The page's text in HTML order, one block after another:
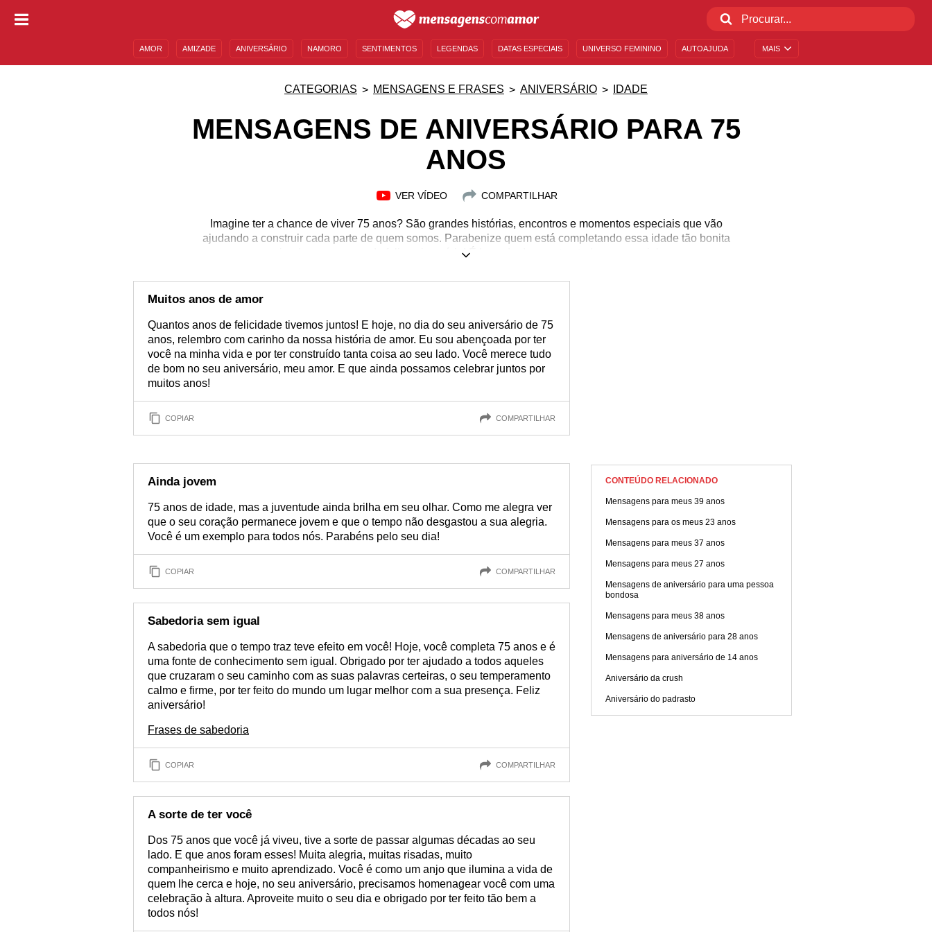
MAIS
AMOR AMIZADE ANIVERSÁRIO NAMORO SENTIMENTOS LEGENDAS DATAS ESPECIAIS UNIVERSO FEMININO AUTOAJUDA
CATEGORIAS MENSAGENS E FRASES ANIVERSÁRIO IDADE
MENSAGENS DE ANIVERSÁRIO PARA 75
ANOS
VER VÍDEO COMPARTILHAR
Imagine ter a chance de viver 75 anos? São grandes histórias, encontros e momentos especiais que vão
ajudando a construir cada parte de quem somos. Parabenize quem está completando essa idade tão bonita
enviando mensagens de feliz aniversário! É hora de demonstrar todo o seu carinho.
Muitos anos de amor
Quantos anos de felicidade tivemos juntos! E hoje, no dia do seu aniversário de 75
anos, relembro com carinho da nossa história de amor. Eu sou abençoada por ter
você na minha vida e por ter construído tanta coisa ao seu lado. Você merece tudo
de bom no seu aniversário, meu amor. E que ainda possamos celebrar juntos por
muitos anos!
COPIAR COMPARTILHAR
Ainda jovem
75 anos de idade, mas a juventude ainda brilha em seu olhar. Como me alegra ver
que o seu coração permanece jovem e que o tempo não desgastou a sua alegria.
Você é um exemplo para todos nós. Parabéns pelo seu dia!
COPIAR COMPARTILHAR
Sabedoria sem igual
A sabedoria que o tempo traz teve efeito em você! Hoje, você completa 75 anos e é
uma fonte de conhecimento sem igual. Obrigado por ter ajudado a todos aqueles
que cruzaram o seu caminho com as suas palavras certeiras, o seu temperamento
calmo e firme, por ter feito do mundo um lugar melhor com a sua presença. Feliz
aniversário!
Frases de sabedoria
COPIAR COMPARTILHAR
A sorte de ter você
Dos 75 anos que você já viveu, tive a sorte de passar algumas décadas ao seu
lado. E que anos foram esses! Muita alegria, muitas risadas, muito
companheirismo e muito aprendizado. Você é como um anjo que ilumina a vida de
quem lhe cerca e hoje, no seu aniversário, precisamos homenagear você com uma
celebração à altura. Aproveite muito o seu dia e obrigado por ter feito tão bem a
todos nós!
CONTEÚDO RELACIONADO
Mensagens para meus 39 anos
Mensagens para os meus 23 anos
Mensagens para meus 37 anos
Mensagens para meus 27 anos
Mensagens de aniversário para uma pessoa
bondosa
Mensagens para meus 38 anos
Mensagens de aniversário para 28 anos
Mensagens para aniversário de 14 anos
Aniversário da crush
Aniversário do padrasto